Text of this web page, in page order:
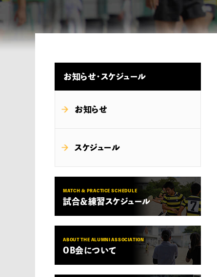
お知らせ・スケジュール
お知らせ
スケジュール
MATCH & PRACTICE SCHEDULE
試合＆練習スケジュール
ABOUT THE ALUMNI ASSOCIATION
OB会について